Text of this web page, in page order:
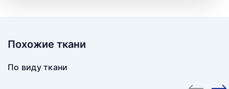
Похожие ткани
По виду ткани